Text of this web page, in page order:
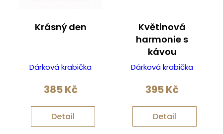
Krásný den
Dárková krabička
385Kč
Detail
Květinová
harmonie s
kávou
Dárková krabička
395Kč
Detail